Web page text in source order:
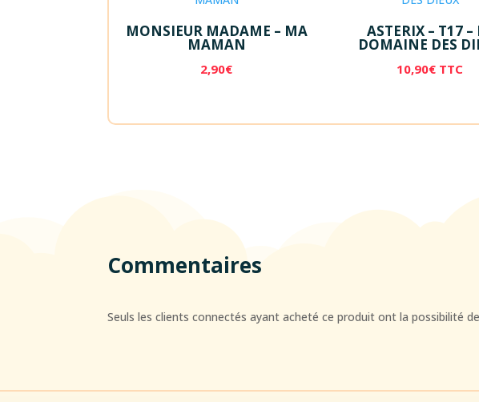
MONSIEUR MADAME – MA
MAMAN
2,90€
ASTERIX – T17 –
DOMAINE DES
10,90€ TTC
Commentaires
Seuls les clients connectés ayant acheté ce produit ont la possibilité